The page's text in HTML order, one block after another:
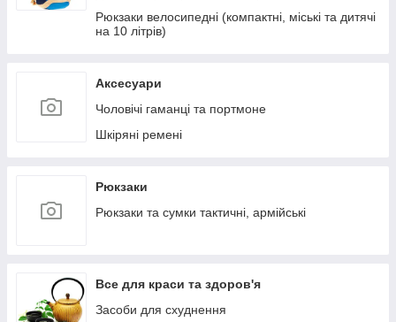
Новинки меблів
Кухні готові
Рюкзаки велосипедні (компактні, міські та дитячі
на 10 літрів)
Аксесуари
Чоловічі гаманці та портмоне
Шкіряні ремені
Рюкзаки
Рюкзаки та сумки тактичні, армійські
Все для краси та здоров'я
Засоби для схуднення